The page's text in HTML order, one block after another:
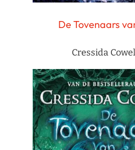
De Tovenaars
Cressida